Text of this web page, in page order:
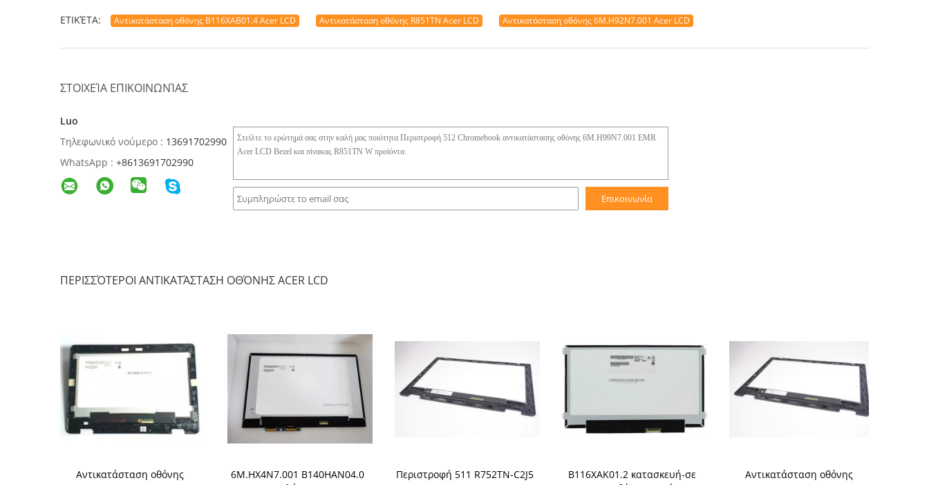
ΕΤΙΚΈΤΑ: Αντικατάσταση οθόνης B116XAB01.4 Acer LCD Αντικατάσταση οθόνης R851TN Acer LCD Αντικατάσταση οθόνης 6M.H92N7.001 Acer LCD
ΣΤΟΙΧΕΊΑ ΕΠΙΚΟΙΝΩΝΊΑΣ
Luo
Τηλεφωνικό νούμερο : 13691702990
WhatsApp : +8613691702990
Επικοινωνία
ΠΕΡΙΣΣΌΤΕΡΟΙ ΑΝΤΙΚΑΤΆΣΤΑΣΗ ΟΘΌΝΗΣ ACER LCD
Αντικατάσταση οθόνης
6M.HX4N7.001 B140HAN04.0
Περιστροφή 511 R752TN-C2J5
B116XAK01.2 κατασκευή-σε
Αντικατάσταση οθόνης